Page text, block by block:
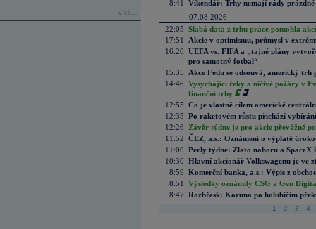
více...
8:41
Víkendář: Trhy nemají rády prázdné
07.08.2026
22:05 Slabá data z trhu práce pomohla
17:51
Akcie v optimismu, průmysl v
16:20 UEFA vs. FIFA a „tajné plány
pro samotný fotbal“
15:35
Akce Fedu se odsouvá, americký
14:46 Vysychající řeky a ničivé požáry v
finanční trhy
12:55 Co je vlastně cílem americké
12:35 Po raketovém růstu přichází
12:26
Závěr týdne je pro akcie převážně
11:52 ČEZ, a.s.: Oznámení o výplatě
11:00 Perly týdne: Zlato nahoru a SpaceX
10:30 Hlavní akcionář Volkswagenu je ve
8:59 Komerční banka, a.s.: Výpis z
8:51
Výsledky oznámily CSG a Gen
8:47 Rozbřesk: Koruna po holubičím
1 2 3 4